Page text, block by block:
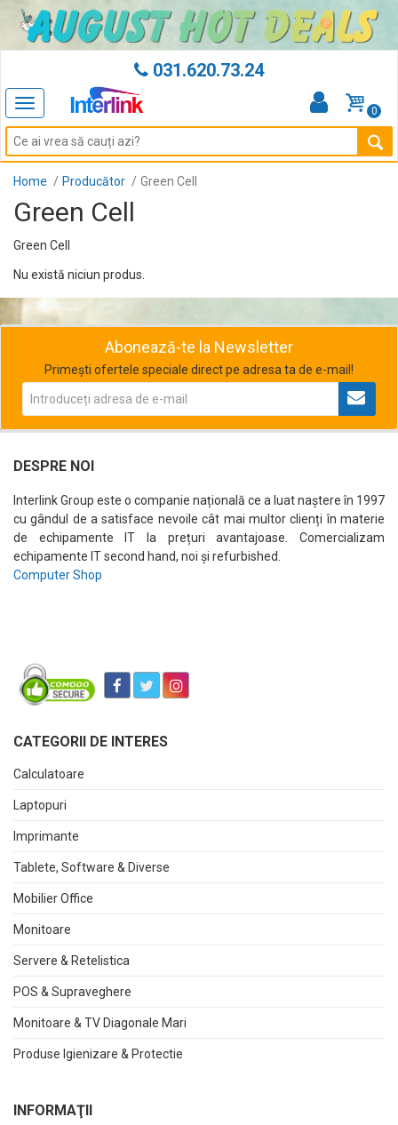
031.620.73.24
Toggle
navigation
0
Home Producător Green Cell
Green Cell
Green Cell
Nu există niciun produs.
Abonează-te la Newsletter
Primești ofertele speciale direct pe adresa ta de e-mail!
DESPRE NOI
Interlink Group este o companie națională ce a luat naștere în 1997
cu gândul de a satisface nevoile cât mai multor clienți în materie
de echipamente IT la prețuri avantajoase. Comercializam
echipamente IT second hand, noi și refurbished.
Computer Shop
CATEGORII DE INTERES
Calculatoare
Laptopuri
Imprimante
Tablete, Software & Diverse
Mobilier Office
Monitoare
Servere & Retelistica
POS & Supraveghere
Monitoare & TV Diagonale Mari
Produse Igienizare & Protectie
INFORMAŢII